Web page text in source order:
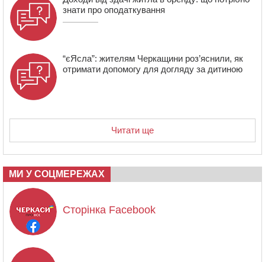
знати про оподаткування
“єЯсла”: жителям Черкащини роз’яснили, як
отримати допомогу для догляду за дитиною
Читати ще
МИ У СОЦМЕРЕЖАХ
Сторінка Facebook